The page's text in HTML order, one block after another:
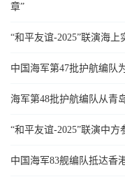
章”
“和平友谊-2025”联演海上
中国海军第47批护航编队
海军第48批护航编队从青
“和平友谊-2025”联演中方
中国海军83舰编队抵达香